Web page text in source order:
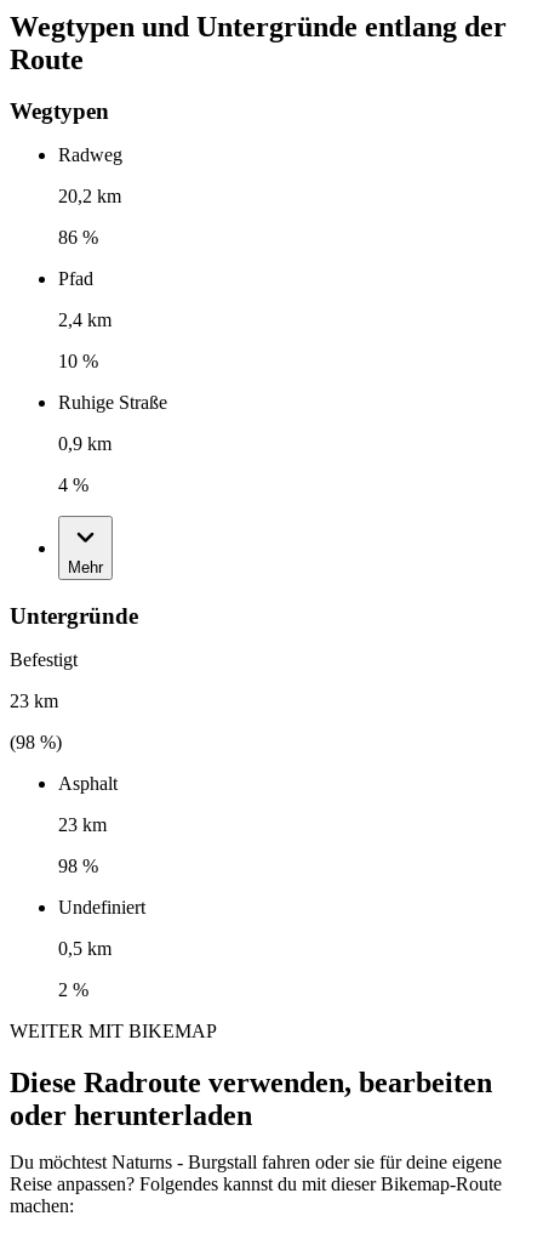
Wegtypen und Untergründe entlang der
Route
Wegtypen
Radweg
20,2 km
86 %
Pfad
2,4 km
10 %
Ruhige Straße
0,9 km
4 %
Mehr
Untergründe
Befestigt
23 km
(98 %)
Asphalt
23 km
98 %
Undefiniert
0,5 km
2 %
WEITER MIT BIKEMAP
Diese Radroute verwenden, bearbeiten
oder herunterladen
Du möchtest Naturns - Burgstall fahren oder sie für deine eigene
Reise anpassen? Folgendes kannst du mit dieser Bikemap-Route
machen: